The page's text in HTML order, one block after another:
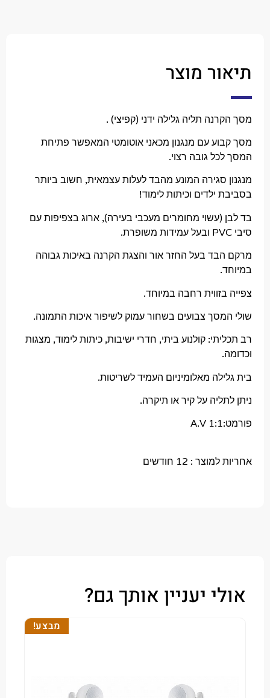
מוצר
תליה גלילה ידני (קפיצי) .
עם מנגנון מכאני אוטומטי המאפשר פתיחת
גובה רצוי.
סגירה המונע מהבד לעלות עצמאית, חשוב ביותר
ילדים וכיתות לימוד!
(עשוי מחומרים מעכבי בעירה), ארוג בצפיפות עם
בעל החזר אור והצגת הקרנה באיכות גבוהה
רחבה במיוחד.
צבועים בשחור עמוק לשיפור איכות התמונה.
קולנוע ביתי, חדרי ישיבות, כיתות לימוד, מצגות
מאלומיניום העמיד לשריטות.
על קיר או תיקרה.
: 12 חודשים
יעניין אותך גם?